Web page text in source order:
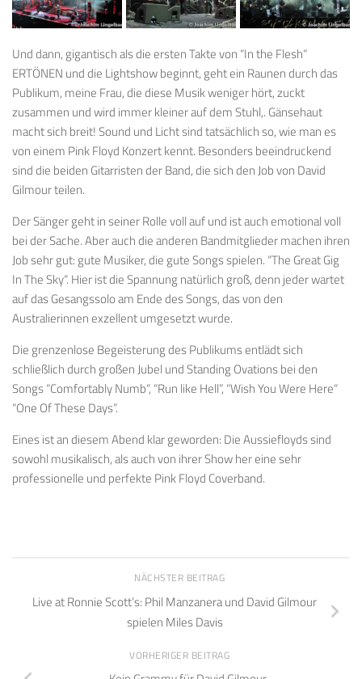
Und dann, gigantisch als die ersten Takte von “In the Flesh“
ERTÖNEN und die Lightshow beginnt, geht ein Raunen durch das
Publikum, meine Frau, die diese Musik weniger hört, zuckt
zusammen und wird immer kleiner auf dem Stuhl,. Gänsehaut
macht sich breit! Sound und Licht sind tatsächlich so, wie man es
von einem Pink Floyd Konzert kennt. Besonders beeindruckend
sind die beiden Gitarristen der Band, die sich den Job von David
Gilmour teilen.
Der Sänger geht in seiner Rolle voll auf und ist auch emotional voll
bei der Sache. Aber auch die anderen Bandmitglieder machen ihren
Job sehr gut: gute Musiker, die gute Songs spielen. “The Great Gig
In The Sky“. Hier ist die Spannung natürlich groß, denn jeder wartet
auf das Gesangssolo am Ende des Songs, das von den
Australierinnen exzellent umgesetzt wurde.
Die grenzenlose Begeisterung des Publikums entlädt sich
schließlich durch großen Jubel und Standing Ovations bei den
Songs “Comfortably Numb“, “Run like Hell”, “Wish You Were Here“
“One Of These Days”.
Eines ist an diesem Abend klar geworden: Die Aussiefloyds sind
sowohl musikalisch, als auch von ihrer Show her eine sehr
professionelle und perfekte Pink Floyd Coverband.
NÄCHSTER BEITRAG
Live at Ronnie Scott’s: Phil Manzanera und David Gilmour
spielen Miles Davis
VORHERIGER BEITRAG